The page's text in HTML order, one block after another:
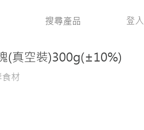
登入
(真空裝)300g(±10%)
材